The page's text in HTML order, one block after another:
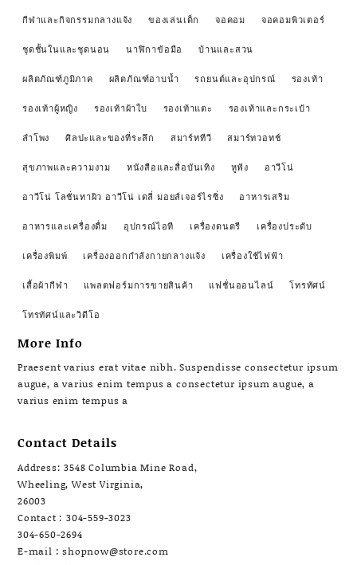
กีฬาและกิจกรรมกลางแจ้ง ของเล่นเด็ก จอคอม จอคอมพิวเตอร์
ชุดชั้นในและชุดนอน นาฬิกาข้อมือ บ้านและสวน
ผลิตภัณฑ์ภูมิภาค ผลิตภัณฑ์อาบน้ำ รถยนต์และอุปกรณ์ รองเท้า
รองเท้าผู้หญิง รองเท้าผ้าใบ รองเท้าแตะ รองเท้าและกระเป๋า
ลำโพง ศิลปะและของที่ระลึก สมาร์ททีวี สมาร์ทวอทช์
สุขภาพและความงาม หนังสือและสื่อบันเทิง หูฟัง อาวีโน่
อาวีโน่ โลชั่นทาผิว อาวีโน่ เดลี่ มอยส์เจอร์ไรซิ่ง อาหารเสริม
อาหารและเครื่องดื่ม อุปกรณ์ไอที เครื่องดนตรี เครื่องประดับ
เครื่องพิมพ์ เครื่องออกกำลังกายกลางแจ้ง เครื่องใช้ไฟฟ้า
เสื้อผ้ากีฬา แพลตฟอร์มการขายสินค้า แฟชั่นออนไลน์ โทรทัศน์
โทรทัศน์และวิดีโอ
More Info
Praesent varius erat vitae nibh. Suspendisse consectetur ipsum
augue, a varius enim tempus a consectetur ipsum augue, a
varius enim tempus a
Contact Details
Address: 3548 Columbia Mine Road,
Wheeling, West Virginia,
26003
Contact : 304-559-3023
304-650-2694
E-mail : shopnow@store.com